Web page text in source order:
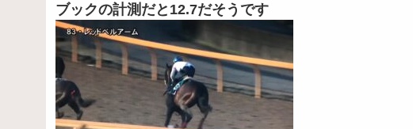
ブックの計測だと12.7だそうです